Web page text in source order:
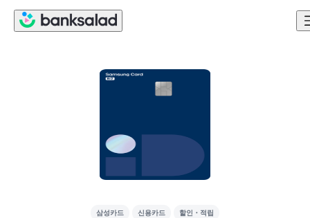
삼성카드 신용카드 할인・적립